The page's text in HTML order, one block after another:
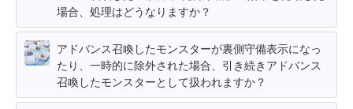
場合、処理はどうなりますか？
アドバンス召喚したモンスターが裏側守備表示になっ
たり、一時的に除外された場合、引き続きアドバンス
召喚したモンスターとして扱われますか？